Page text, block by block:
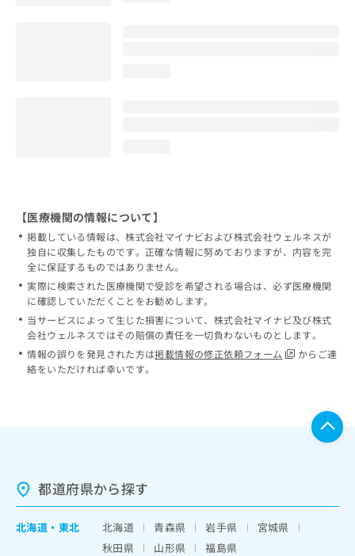
【医療機関の情報について】
掲載している情報は、株式会社マイナビおよび株式会社ウェルネスが
独自に収集したものです。正確な情報に努めておりますが、内容を完
全に保証するものではありません。
実際に検索された医療機関で受診を希望される場合は、必ず医療機関
に確認していただくことをお勧めします。
当サービスによって生じた損害について、株式会社マイナビ及び株式
会社ウェルネスではその賠償の責任を一切負わないものとします。
情報の誤りを発見された方は掲載情報の修正依頼フォーム
からご連
絡をいただければ幸いです。
都道府県から探す
北海道 ・ 東北 北海道 青森県 岩手県
宮城県
秋田県
山形県
福島県